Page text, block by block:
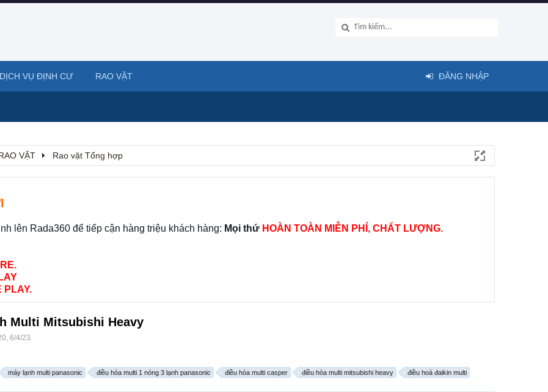
VẶT Rao vặt Tổng hợp
lên Rada360 để tiếp cận hàng triệu khách hàng: Mọi thứ HOÀN TOÀN MIỄN PHÍ, CHẤT LƯỢNG.
PLAY.
Multi Mitsubishi Heavy
, 6/4/23.
máy lạnh multi panasonic điều hòa multi 1 nóng 3 lạnh panasonic điều hòa multi casper điều hòa multi mitsubishi heavy điều hoà đaikin multi
DỊCH VỤ ĐỊNH CƯ RAO VẶT ĐĂNG NHẬP